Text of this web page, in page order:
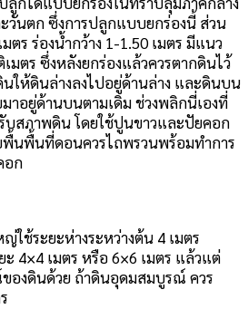
วันตก ซึ่งการปลูกแบบยกร่องนี้ ส่วน
ตร ร่องน้ำกว้าง 1-1.50 เมตร มีแนว
มตร ซึ่งหลังยกร่องแล้วควรตากดินไว้
ให้ดินล่างลงไปอยู่ด้านล่าง และดินบน
อยู่ด้านบนตามเดิม ช่วงพลิกนี่เองที่
บสภาพดิน โดยใช้ปูนขาวและปัยคอก
พื้นพื้นที่ดอนควรไถพรวนพร้อมทำการ
อก
ใช้ระยะห่างระหว่างต้น 4 เมตร
4×4 เมตร หรือ 6×6 เมตร แล้วแต่
องดินด้วย ถ้าดินอุดมสมบูรณ์ ควร